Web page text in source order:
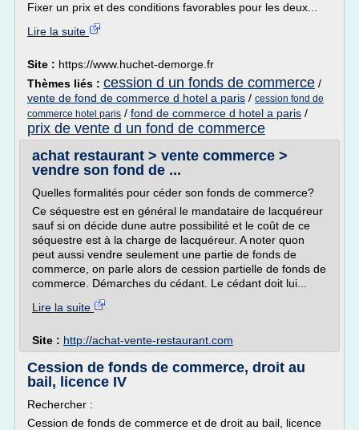
Fixer un prix et des conditions favorables pour les deux...
Lire la suite
Site : https://www.huchet-demorge.fr
Thèmes liés : cession d un fonds de commerce /
vente de fond de commerce d hotel a paris / cession fond de
commerce hotel paris / fond de commerce d hotel a paris /
prix de vente d un fond de commerce
achat restaurant > vente commerce >
vendre son fond de ...
Quelles formalités pour céder son fonds de commerce?
Ce séquestre est en général le mandataire de lacquéreur
sauf si on décide dune autre possibilité et le coût de ce
séquestre est à la charge de lacquéreur. A noter quon
peut aussi vendre seulement une partie de fonds de
commerce, on parle alors de cession partielle de fonds de
commerce. Démarches du cédant. Le cédant doit lui...
Lire la suite
Site : http://achat-vente-restaurant.com
Cession de fonds de commerce, droit au
bail, licence IV
Rechercher :
Cession de fonds de commerce et de droit au bail, licence